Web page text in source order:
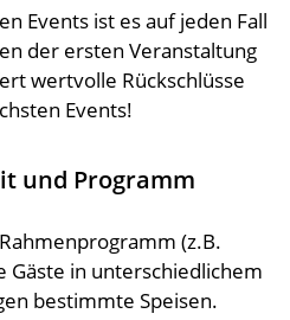
Events ist es auf jeden Fall
der ersten Veranstaltung
wertvolle Rückschlüsse
Events!
und Programm
(z.B.
Gäste in unterschiedlichem
bestimmte Speisen.